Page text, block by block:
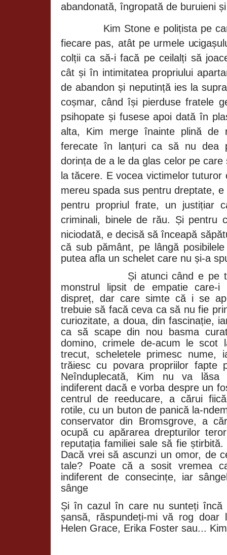
abandonată, îngropată de buruieni
Kim Stone e polițista pe
fiecare pas, atât pe urmele
colții ca să-i facă pe ceilalți să
cât și în intimitatea propriului
de abandon și neputință ies la
coșmar, când își pierduse fratele
psihopate și fusese apoi dată în
alta, Kim merge înainte plină de
ferecate în lanțuri ca să nu dea
dorința de a le da glas celor pe
la tăcere. E vocea victimelor tuturor
mereu spada sus pentru dreptate,
pentru propriul frate, un justițiar
criminali, binele de rău. Și pentru
niciodată, e decisă să înceapă
că sub pământ, pe lângă
putea afla un schelet care nu și-a
Și atunci când e pe
monstrul lipsit de empatie care-
dispreț, dar care simte că i se
trebuie să facă ceva ca să nu fie
curiozitate, a doua, din fascinație,
ca să scape din nou basma
domino, crimele de-acum le scot
trecut, scheletele primesc nume,
trăiesc cu povara propriilor fapte
Neînduplecată, Kim nu va
indiferent dacă e vorba despre un
centrul de reeducare, a cărui
rotile, cu un buton de panică la-
conservator din Bromsgrove, a
ocupă cu apărarea drepturilor
reputația familiei sale să fie
Dacă vrei să ascunzi un omor, de
tale? Poate că a sosit vremea
indiferent de consecințe, iar
sânge
Și în cazul în care nu sunteți încă
șansă, răspundeți-mi vă rog doar
Helen Grace, Erika Foster sau...